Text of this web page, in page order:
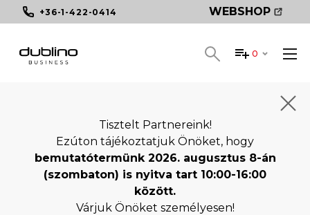
+36-1-422-0414 WEBSHOP
0
Tisztelt Partnereink!
Ezúton tájékoztatjuk Önöket, hogy
bemutatótermünk 2026. augusztus 8-án
(szombaton) is nyitva tart 10:00-16:00
között.
Várjuk Önöket személyesen!